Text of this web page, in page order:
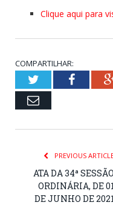
Clique aqui para
COMPARTILHAR:
Twitter
Email
PREVIOUS
ATA DA 34ª SESSÃO
ORDINÁRIA, DE 01
DE JUNHO DE 2021